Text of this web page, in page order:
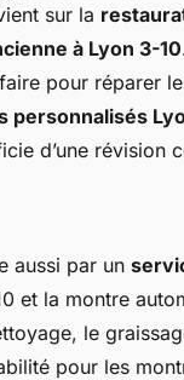
sur la
à Lyon 3-10
pour réparer
personnalisés
d’une révision
aussi par un
et la montre
le
pour les